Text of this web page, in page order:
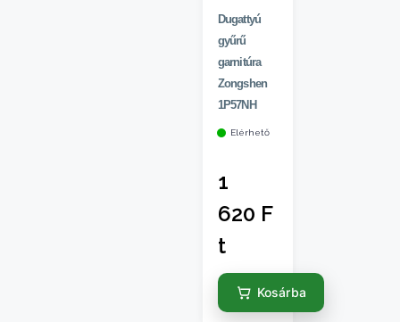
Dugattyú
gyűrű
garnitúra
Zongshen
1P57NH
Elérhető
1
620 F
t
Kosárba